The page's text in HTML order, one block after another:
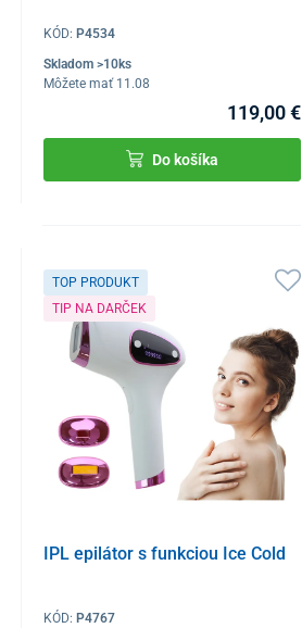
KÓD: P4534
Skladom >10ks
Môžete mať 11.08
119,00 €
Do košíka
TOP PRODUKT
TIP NA DARČEK
IPL epilátor s funkciou Ice Cold
KÓD: P4767